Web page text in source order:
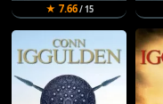
★ 7.66/ 15